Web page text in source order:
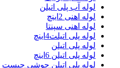
لوله آب پلی اتیلن
لوله اهنی 2اینچ
لوله اهنی سپنتا
لوله پلی اتیلت4اینچ
لوله پلی اتیلن
لوله پلی اتیلن 6اینچ
لوله پلی اتیلن جوشی چیست